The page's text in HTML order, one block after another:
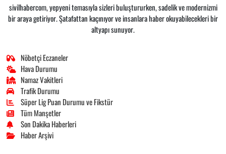
sivilhabercom, yepyeni temasıyla sizleri buluştururken, sadelik ve modernizmi
bir araya getiriyor. Şatafattan kaçınıyor ve insanlara haber okuyabilecekleri bir
altyapı sunuyor.
Nöbetçi Eczaneler
Hava Durumu
Namaz Vakitleri
Trafik Durumu
Süper Lig Puan Durumu ve Fikstür
Tüm Manşetler
Son Dakika Haberleri
Haber Arşivi